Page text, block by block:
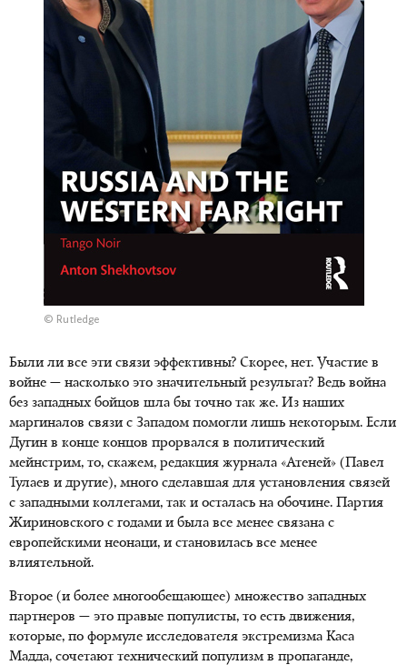
© Rutledge
Были ли все эти связи эффективны? Скорее, нет. Участие в
войне — насколько это значительный результат? Ведь война
без западных бойцов шла бы точно так же. Из наших
маргиналов связи с Западом помогли лишь некоторым. Если
Дугин в конце концов прорвался в политический
мейнстрим, то, скажем, редакция журнала «Атеней» (Павел
Тулаев и другие), много сделавшая для установления связей
с западными коллегами, так и осталась на обочине. Партия
Жириновского с годами и была все менее связана с
европейскими неонаци, и становилась все менее
влиятельной.
Второе (и более многообещающее) множество западных
партнеров — это правые популисты, то есть движения,
которые, по формуле исследователя экстремизма Каса
Мадда, сочетают технический популизм в пропаганде,